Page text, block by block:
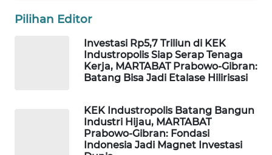
Pilihan Editor
Investasi Rp5,7 Triliun di KEK
Industropolis Siap Serap Tenaga
Kerja, MARTABAT Prabowo-Gibran:
Batang Bisa Jadi Etalase Hilirisasi
KEK Industropolis Batang Bangun
Industri Hijau, MARTABAT
Prabowo-Gibran: Fondasi
Indonesia Jadi Magnet Investasi
DESA